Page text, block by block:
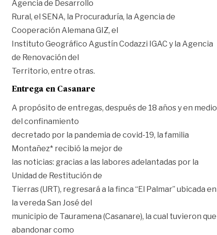
Agencia de Desarrollo
Rural, el SENA, la Procuraduría, la Agencia de
Cooperación Alemana GIZ, el
Instituto Geográfico Agustín Codazzi IGAC y la Agencia
de Renovación del
Territorio, entre otras.
Entrega en Casanare
A propósito de entregas, después de 18 años y en medio
del confinamiento
decretado por la pandemia de covid-19, la familia
Montañez* recibió la mejor de
las noticias: gracias a las labores adelantadas por la
Unidad de Restitución de
Tierras (URT), regresará a la finca “El Palmar” ubicada en
la vereda San José del
municipio de Tauramena (Casanare), la cual tuvieron que
abandonar como